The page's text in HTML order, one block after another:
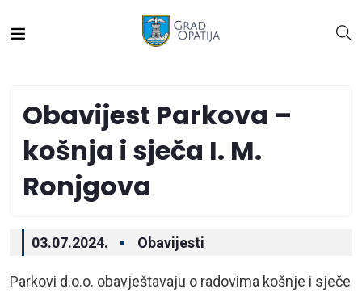
Obavijest Parkova –
košnja i sječa I. M.
Ronjgova
03.07.2024. Obavijesti
Parkovi d.o.o. obavještavaju o radovima košnje i sječe